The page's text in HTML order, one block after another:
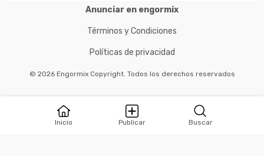
Inicio Publicar Buscar
Anunciar en engormix
Términos y Condiciones
Políticas de privacidad
© 2026 Engormix Copyright. Todos los derechos reservados